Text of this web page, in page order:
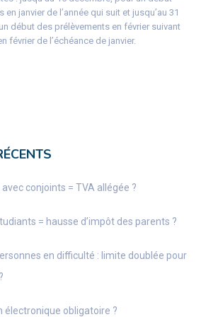
en janvier de l’année qui suit et jusqu’au 31
début des prélèvements en février suivant
février de l’échéance de janvier.
avec conjoints = TVA allégée ?
= hausse d’impôt des parents ?
en difficulté : limite doublée pour
électronique obligatoire ?